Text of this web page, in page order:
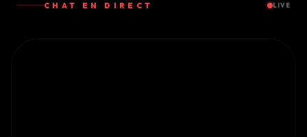
CHAT EN DIRECT LIVE